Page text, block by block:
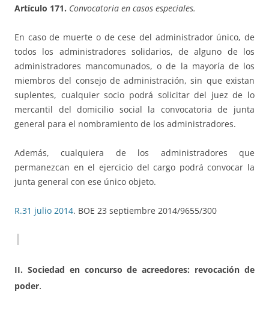
Artículo 171. Convocatoria en casos especiales.
En caso de muerte o de cese del administrador único, de
todos los administradores solidarios, de alguno de los
administradores mancomunados, o de la mayoría de los
miembros del consejo de administración, sin que existan
suplentes, cualquier socio podrá solicitar del juez de lo
mercantil del domicilio social la convocatoria de junta
general para el nombramiento de los administradores.
Además, cualquiera de los administradores que
permanezcan en el ejercicio del cargo podrá convocar la
junta general con ese único objeto.
R.31 julio 2014. BOE 23 septiembre 2014/9655/300
II. Sociedad en concurso de acreedores: revocación de
poder.